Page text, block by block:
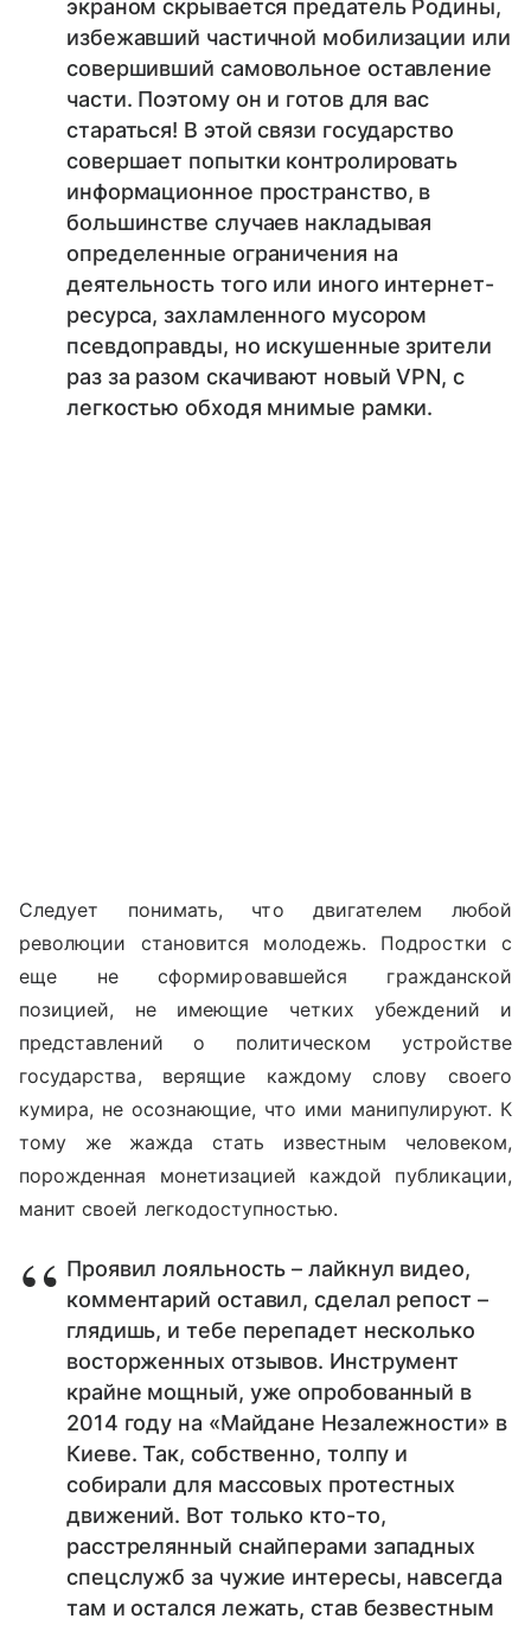
экраном скрывается предатель Родины,
избежавший частичной мобилизации или
совершивший самовольное оставление
части. Поэтому он и готов для вас
стараться! В этой связи государство
совершает попытки контролировать
информационное пространство, в
большинстве случаев накладывая
определенные ограничения на
деятельность того или иного интернет-
ресурса, захламленного мусором
псевдоправды, но искушенные зрители
раз за разом скачивают новый VPN, с
легкостью обходя мнимые рамки.
Следует понимать, что двигателем любой
революции становится молодежь. Подростки с
еще не сформировавшейся гражданской
позицией, не имеющие четких убеждений и
представлений о политическом устройстве
государства, верящие каждому слову своего
кумира, не осознающие, что ими манипулируют. К
тому же жажда стать известным человеком,
порожденная монетизацией каждой публикации,
манит своей легкодоступностью.
Проявил лояльность – лайкнул видео,
комментарий оставил, сделал репост –
глядишь, и тебе перепадет несколько
восторженных отзывов. Инструмент
крайне мощный, уже опробованный в
2014 году на «Майдане Незалежности» в
Киеве. Так, собственно, толпу и
собирали для массовых протестных
движений. Вот только кто-то,
расстрелянный снайперами западных
спецслужб за чужие интересы, навсегда
там и остался лежать, став безвестным